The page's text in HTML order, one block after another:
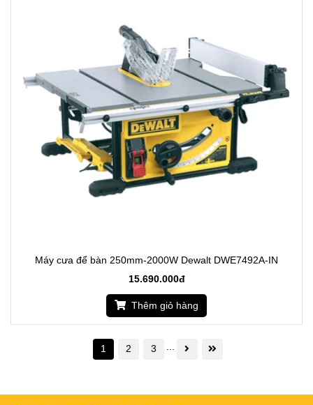
Máy cưa để bàn 250mm-2000W Dewalt DWE7492A-IN
15.690.000đ
Thêm giỏ hàng
1 2 3